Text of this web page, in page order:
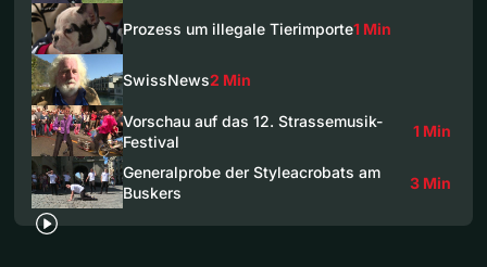
Prozess um illegale Tierimporte1 Min
SwissNews2 Min
Vorschau auf das 12. Strassemusik-
Festival
1 Min
Generalprobe der Styleacrobats am
Buskers
3 Min